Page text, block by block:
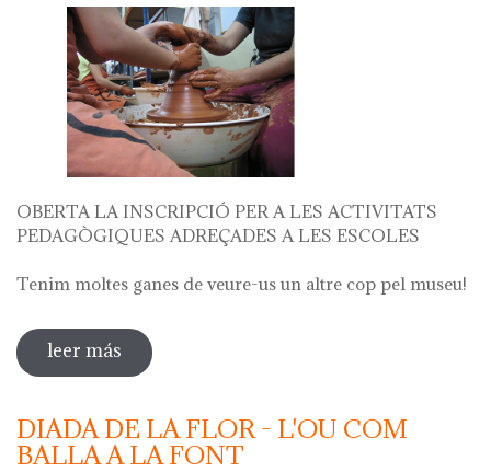
OBERTA LA INSCRIPCIÓ PER A LES ACTIVITATS
PEDAGÒGIQUES ADREÇADES A LES ESCOLES
Tenim moltes ganes de veure-us un altre cop pel museu!
leer más sobre oberta la inscripció per a les
activitats escolars curs 2024 - 2025
DIADA DE LA FLOR - L'OU COM
BALLA A LA FONT